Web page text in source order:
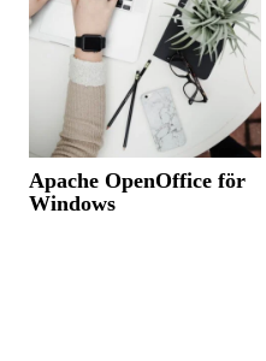
Apache OpenOffice för
Windows